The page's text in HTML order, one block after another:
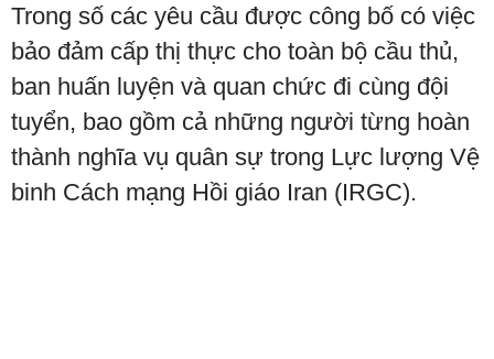
Trong số các yêu cầu được công bố có việc
bảo đảm cấp thị thực cho toàn bộ cầu thủ,
ban huấn luyện và quan chức đi cùng đội
tuyển, bao gồm cả những người từng hoàn
thành nghĩa vụ quân sự trong Lực lượng Vệ
binh Cách mạng Hồi giáo Iran (IRGC).